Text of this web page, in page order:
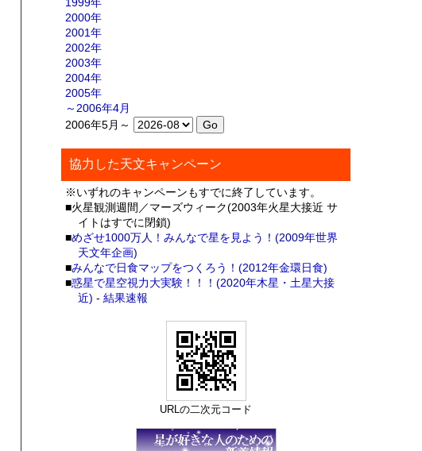
2000年
2001年
2002年
2003年
2004年
2005年
～2006年4月
2006年5月～
協力した天文キャンペーン
※いずれのキャンペーンもすでに終了しています。
■火星観測週間／マーズウィーク(2003年火星大接近 サ
イトはすでに閉鎖)
■めざせ1000万人！みんなで星を見よう！(2009年世界
天文年企画)
■みんなで日食マップをつくろう！(2012年金環日食)
■惑星で星空視力大実験！！！(2020年木星・土星大接
近) -結果速報
URLの二次元コード